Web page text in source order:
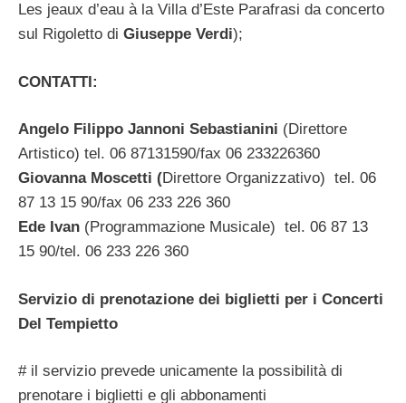
Les jeaux d’eau à la Villa d’Este Parafrasi da concerto
sul Rigoletto di Giuseppe Verdi);
CONTATTI:
Angelo Filippo Jannoni Sebastianini (Direttore
Artistico) tel. 06 87131590/fax 06 233226360
Giovanna Moscetti (Direttore Organizzativo) tel. 06
87 13 15 90/fax 06 233 226 360
Ede Ivan (Programmazione Musicale) tel. 06 87 13
15 90/tel. 06 233 226 360
Servizio di prenotazione dei biglietti per i Concerti
Del Tempietto
# il servizio prevede unicamente la possibilità di
prenotare i biglietti e gli abbonamenti